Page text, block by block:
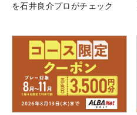
を石井良介プロがチェック